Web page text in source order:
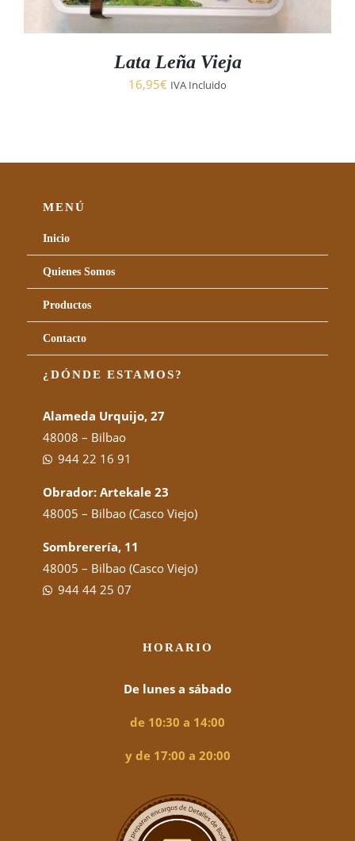
Lata Leña Vieja
16,95€ IVA Incluido
MENÚ
Inicio
Quienes Somos
Productos
Contacto
¿DÓNDE ESTAMOS?
Alameda Urquijo, 27
48008 – Bilbao
944 22 16 91
Obrador: Artekale 23
48005 – Bilbao (Casco Viejo)
Sombrerería, 11
48005 – Bilbao (Casco Viejo)
944 44 25 07
HORARIO
De lunes a sábado
de 10:30 a 14:00
y de 17:00 a 20:00